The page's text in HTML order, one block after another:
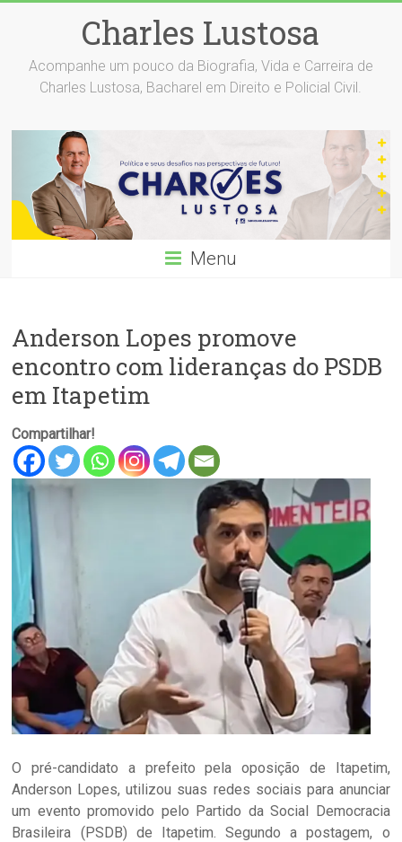
Charles Lustosa
Acompanhe um pouco da Biografia, Vida e Carreira de
Charles Lustosa, Bacharel em Direito e Policial Civil.
Menu
Anderson Lopes promove
encontro com lideranças do PSDB
em Itapetim
Compartilhar!
O pré-candidato a prefeito pela oposição de Itapetim,
Anderson Lopes, utilizou suas redes sociais para anunciar
um evento promovido pelo Partido da Social Democracia
Brasileira (PSDB) de Itapetim. Segundo a postagem, o